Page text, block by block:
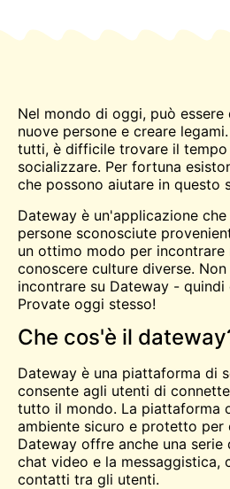
Nel mondo di oggi, può
nuove persone e creare
tutti, è difficile trovare il tempo
socializzare. Per fortuna
che possono aiutare in questo
Dateway è un'applicazione
persone sconosciute
un ottimo modo per incontrare
conoscere culture diverse.
incontrare su Dateway -
Provate oggi stesso!
Che cos'è il
Dateway è una piattaforma di
consente agli utenti di
tutto il mondo. La piattaforma
ambiente sicuro e protetto per
Dateway offre anche una serie
chat video e la messaggistica,
contatti tra gli utenti.